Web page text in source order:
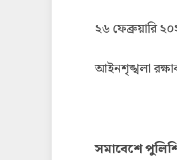
২৬ ফেব্রুয়ারি
আইনশৃঙ্খলা
সমাবেশে